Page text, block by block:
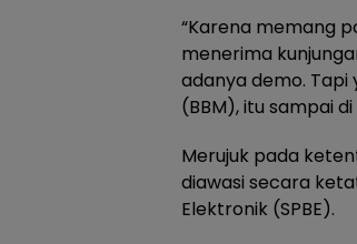
“Karena memang
menerima
adanya demo.
(BBM), itu sampai
Merujuk pada
diawasi secara
Elektronik (SPBE).